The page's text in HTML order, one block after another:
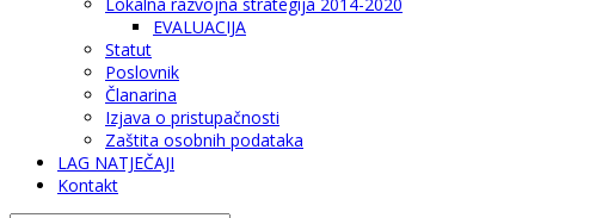
EVALUACIJA
Statut
Poslovnik
Članarina
Izjava o pristupačnosti
Zaštita osobnih podataka
LAG NATJEČAJI
Kontakt